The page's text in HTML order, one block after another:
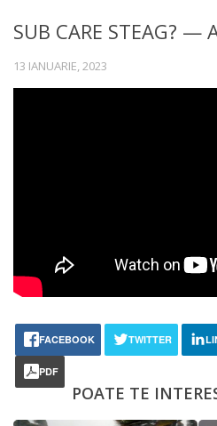
SUB CARE STEAG?
13 IANUARIE, 2023
FACEBOOK TWITTER
PDF
POATE TE